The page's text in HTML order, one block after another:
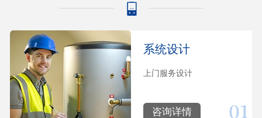
系统设计
上门服务设计
咨询详情